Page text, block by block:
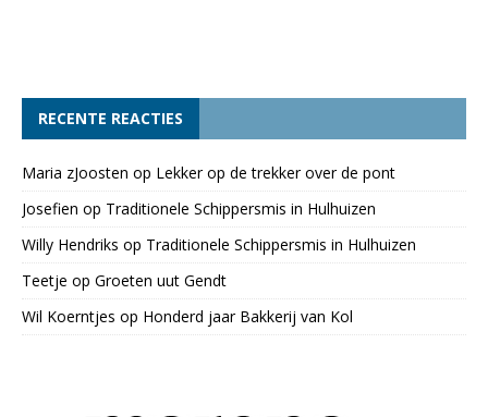
RECENTE REACTIES
Maria zJoosten op Lekker op de trekker over de pont
Josefien op Traditionele Schippersmis in Hulhuizen
Willy Hendriks op Traditionele Schippersmis in Hulhuizen
Teetje op Groeten uut Gendt
Wil Koerntjes op Honderd jaar Bakkerij van Kol